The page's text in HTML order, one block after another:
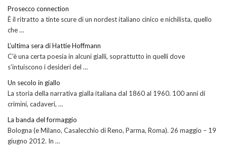
Prosecco connection
È il ritratto a tinte scure di un nordest italiano cinico e nichilista, quello
che …
L’ultima sera di Hattie Hoffmann
C’è una certa poesia in alcuni gialli, soprattutto in quelli dove
s’intuiscono i desideri del …
Un secolo in giallo
La storia della narrativa gialla italiana dal 1860 al 1960. 100 anni di
crimini, cadaveri, …
La banda del formaggio
Bologna (e Milano, Casalecchio di Reno, Parma, Roma). 26 maggio – 19
giugno 2012. In …